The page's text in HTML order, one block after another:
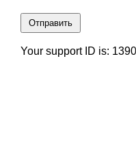
Отправить
Your support ID is: